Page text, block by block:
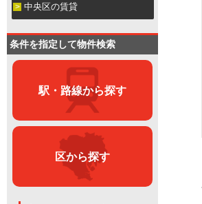
中央区の賃貸
条件を指定して物件検索
駅・路線から探す
区から探す